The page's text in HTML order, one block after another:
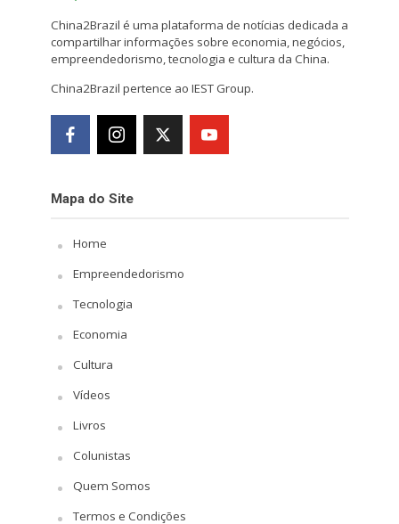
China2Brazil é uma plataforma de notícias dedicada a
compartilhar informações sobre economia, negócios,
empreendedorismo, tecnologia e cultura da China.
China2Brazil pertence ao IEST Group.
Mapa do Site
Home
Empreendedorismo
Tecnologia
Economia
Cultura
Vídeos
Livros
Colunistas
Quem Somos
Termos e Condições